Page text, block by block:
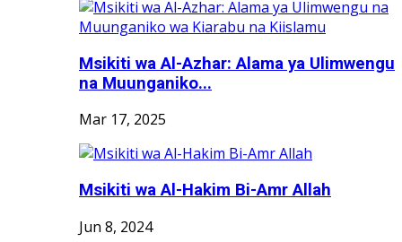
Msikiti wa Al-Azhar: Alama ya Ulimwengu
na Muunganiko...
Mar 17, 2025
Msikiti wa Al-Hakim Bi-Amr Allah
Jun 8, 2024